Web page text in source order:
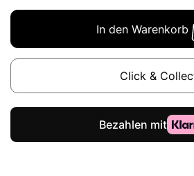
In den Warenkorb
Click &